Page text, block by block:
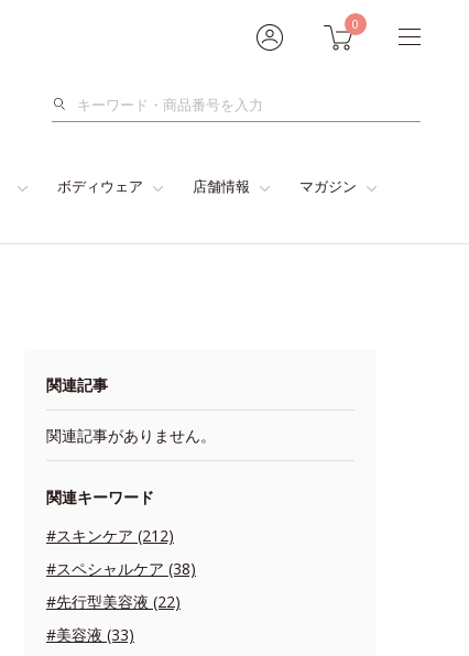
0
検
ボディウェア 店舗情報 マガジン
関連記事
関連記事がありません。
関連キーワード
#スキンケア (212)
#スペシャルケア (38)
#先行型美容液 (22)
#美容液 (33)